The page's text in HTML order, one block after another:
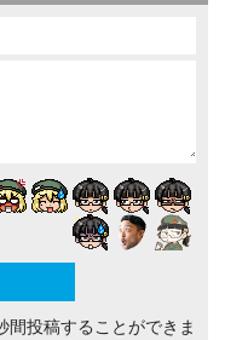
投稿することができま